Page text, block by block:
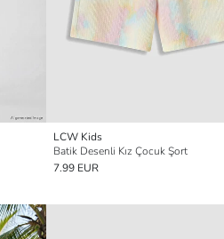
LCW Kids
Batik Desenli Kız Çocuk Şort
7.99 EUR